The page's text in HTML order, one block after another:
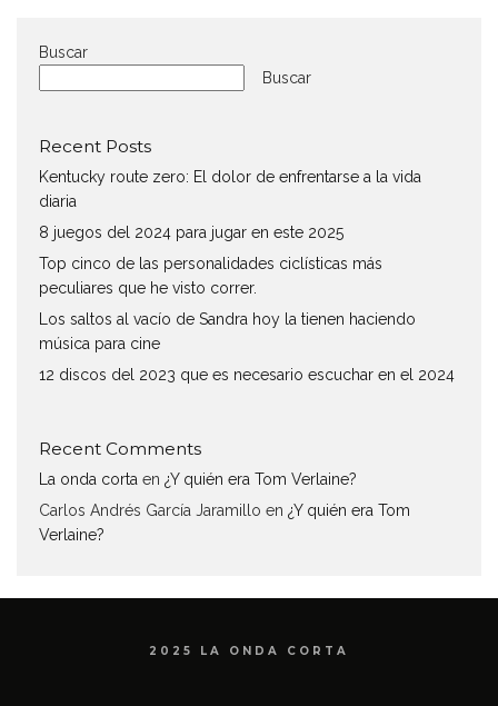
Buscar
Buscar
Recent Posts
Kentucky route zero: El dolor de enfrentarse a la vida
diaria
8 juegos del 2024 para jugar en este 2025
Top cinco de las personalidades ciclísticas más
peculiares que he visto correr.
Los saltos al vacío de Sandra hoy la tienen haciendo
música para cine
12 discos del 2023 que es necesario escuchar en el 2024
Recent Comments
La onda corta en ¿Y quién era Tom Verlaine?
Carlos Andrés García Jaramillo en ¿Y quién era Tom
Verlaine?
2025 LA ONDA CORTA